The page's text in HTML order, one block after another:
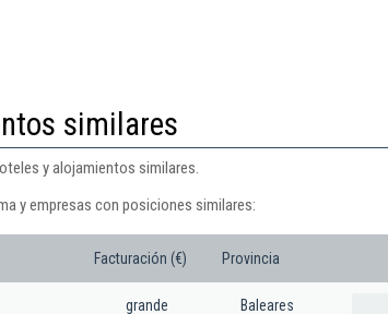
similares
y alojamientos similares.
y empresas con posiciones similares:
Facturación (€) Provincia
grande Baleares